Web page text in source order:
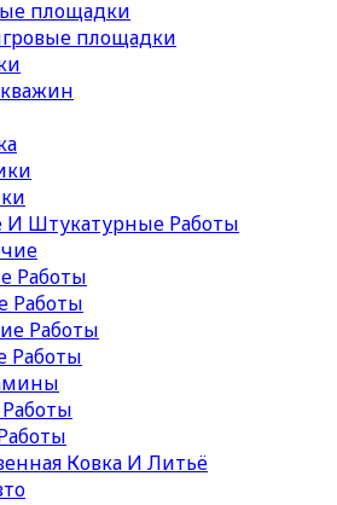
площадки
площадки
И Штукатурные Работы
Работы
Работы
Работы
Работы
Ковка И Литьё